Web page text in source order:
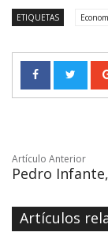
ETIQUETAS
Artículo Anterior
Artículos